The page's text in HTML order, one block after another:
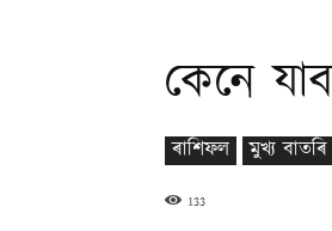
কেনে
ৰাশিফল মুখ্য বাতৰি
133